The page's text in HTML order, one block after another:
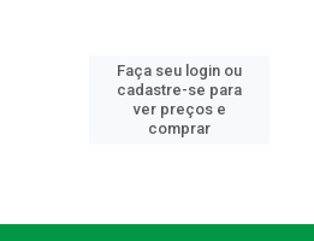
Faça seu login ou
cadastre-se para
ver preços e
comprar